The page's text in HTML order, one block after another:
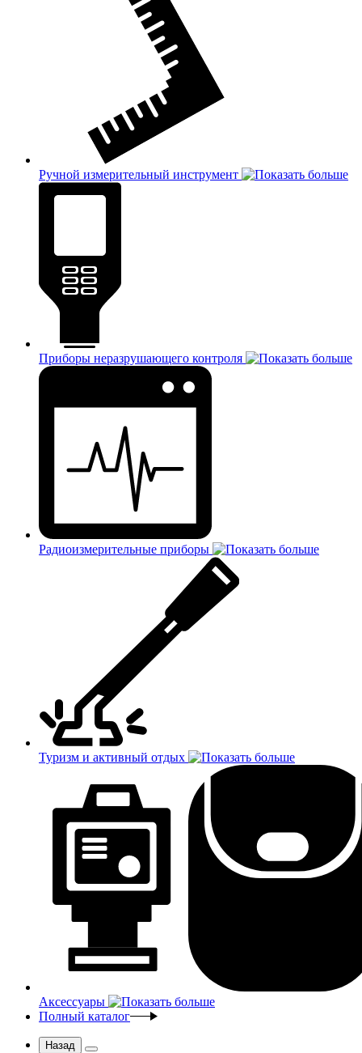
Ручной измерительный инструмент
Приборы неразрушающего контроля
Радиоизмерительные приборы
Туризм и активный отдых
Аксессуары
Полный каталог
Назад